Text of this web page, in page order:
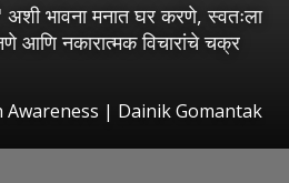
भावना मनात घर करणे, स्वतःला
आणि नकारात्मक विचारांचे चक्र
Awareness | Dainik Gomantak